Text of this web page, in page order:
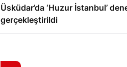
Üsküdar’da ‘Huzur İstanbul’
gerçekleştirildi